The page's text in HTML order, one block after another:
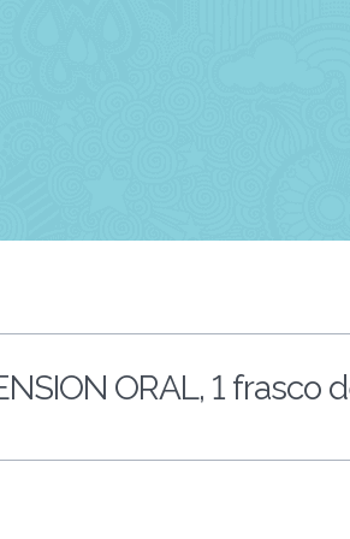
ORAL, 1 frasco